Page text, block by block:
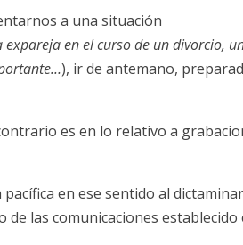
a una situación
en el curso de un divorcio,
), ir de antemano,
es en lo relativo a
en ese sentido al dictaminar
las comunicaciones establecido